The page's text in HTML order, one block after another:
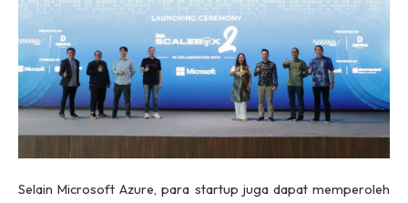
Selain Microsoft Azure, para startup juga dapat memperoleh